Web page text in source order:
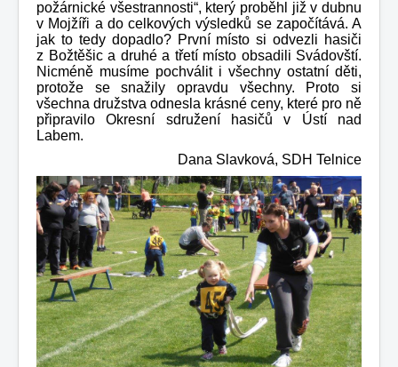
požárnické všestrannosti“, který proběhl již v dubnu
v Mojžíři a do celkových výsledků se započítává. A
jak to tedy dopadlo? První místo si odvezli hasiči
z Božtěšic a druhé a třetí místo obsadili Svádovští.
Nicméně musíme pochválit i všechny ostatní děti,
protože se snažily opravdu všechny. Proto si
všechna družstva odnesla krásné ceny, které pro ně
připravilo Okresní sdružení hasičů v Ústí nad
Labem.
Dana Slavková, SDH Telnice